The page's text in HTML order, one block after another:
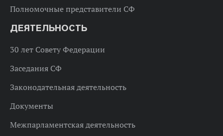
Полномочные представители СФ
ДЕЯТЕЛЬНОСТЬ
30 лет Совету Федерации
Заседания СФ
Законодательная деятельность
Документы
Межпарламентская деятельность